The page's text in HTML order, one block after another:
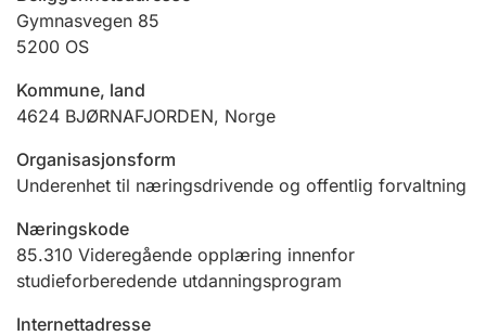
Betaling og jegeravgiftskort
Ektepaktveileder
Offentlig sektor
Andre tema
Gymnasvegen 85
5200 OS
Kommune, land
4624 BJØRNAFJORDEN, Norge
Organisasjonsform
Underenhet til næringsdrivende og offentlig forvaltning
Næringskode
85.310 Videregående opplæring innenfor
studieforberedende utdanningsprogram
Internettadresse